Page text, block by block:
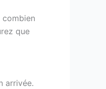
combien
que
arrivée.